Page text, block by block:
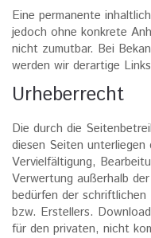
Eine permanente
jedoch ohne konkrete
nicht zumutbar. Bei
werden wir derartige
Urheberrecht
Die durch die
diesen Seiten
Vervielfältigung,
Verwertung außerhalb
bedürfen der schriftlichen
bzw. Erstellers.
für den privaten, nicht